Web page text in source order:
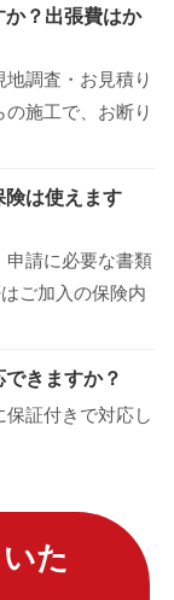
？出張費はか
調査・お見積り
施工で、お断り
は使えます
申請に必要な書類
ご加入の保険内
きますか？
証付きで対応し
た